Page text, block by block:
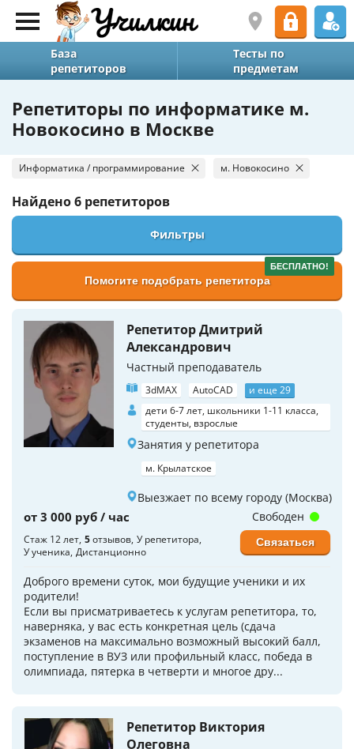
База
репетиторов
Тесты по
предметам
Репетиторы по информатике м.
Новокосино в Москве
Информатика / программирование м. Новокосино
Найдено6 репетиторов
Фильтры
БЕСПЛАТНО!
Помогите подобрать репетитора
Репетитор Дмитрий
Александрович
Частный преподаватель
3dMAX AutoCAD
и еще 29
дети 6-7 лет, школьники 1-11 класса,
студенты, взрослые
Занятия у репетитора
м. Крылатское
Выезжает по всему городу (Москва)
от 3 000 руб / час
Стаж 12 лет 5отзывов У репетитора
У ученика Дистанционно
Доброго времени суток, мои будущие ученики и их
родители!
Если вы присматриваетесь к услугам репетитора, то,
наверняка, у вас есть конкретная цель (сдача
экзаменов на максимально возможный высокий балл,
поступление в ВУЗ или профильный класс, победа в
олимпиада, пятерка в четверти и многое дру...
Свободен
Связаться
Репетитор Виктория
Олеговна